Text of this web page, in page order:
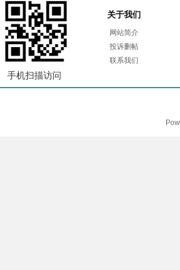
手机扫描访问
关于我们
网站简介
投诉删帖
联系我们